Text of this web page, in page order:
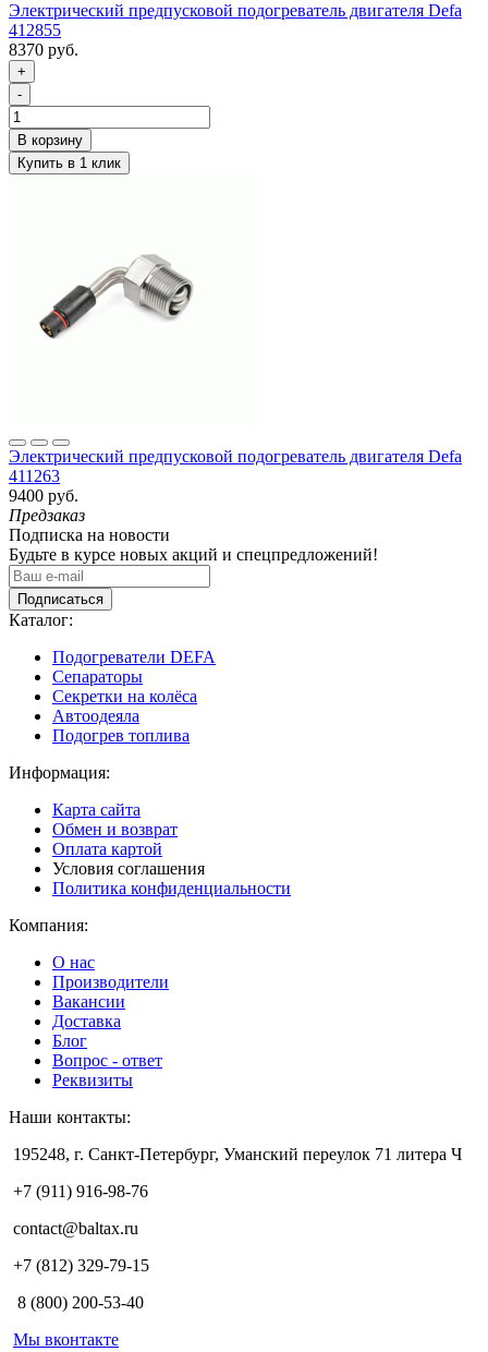
Электрический предпусковой подогреватель двигателя Defa
412855
8370 руб.
+
-
Электрический предпусковой подогреватель двигателя Defa
411263
9400 руб.
Предзаказ
Подписка на новости
Будьте в курсе новых акций и спецпредложений!
Подписаться
Каталог:
Подогреватели DEFA
Сепараторы
Секретки на колёса
Автоодеяла
Подогрев топлива
Информация:
Карта сайта
Обмен и возврат
Оплата картой
Условия соглашения
Политика конфиденциальности
Компания:
О нас
Производители
Вакансии
Доставка
Блог
Вопрос - ответ
Реквизиты
Наши контакты:
195248, г. Санкт-Петербург, Уманский переулок 71 литера Ч
+7 (911) 916-98-76
contact@baltax.ru
+7 (812) 329-79-15
8 (800) 200-53-40
Мы вконтакте